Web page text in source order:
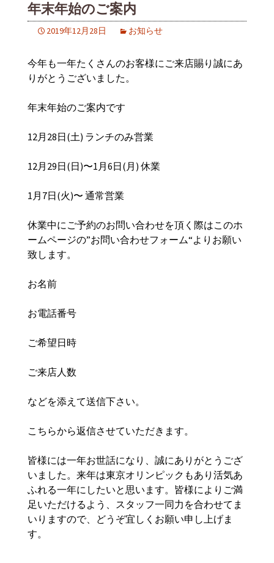
年末年始のご案内
2019年12月28日 お知らせ
今年も一年たくさんのお客様にご来店賜り誠にあ
りがとうございました。
年末年始のご案内です
12月28日(土) ランチのみ営業
12月29日(日)〜1月6日(月) 休業
1月7日(火)〜 通常営業
休業中にご予約のお問い合わせを頂く際はこのホ
ームページの”お問い合わせフォーム“よりお願い
致します。
お名前
お電話番号
ご希望日時
ご来店人数
などを添えて送信下さい。
こちらから返信させていただきます。
皆様には一年お世話になり、誠にありがとうござ
いました。来年は東京オリンピックもあり活気あ
ふれる一年にしたいと思います。皆様によりご満
足いただけるよう、スタッフ一同力を合わせてま
いりますので、どうぞ宜しくお願い申し上げま
す。